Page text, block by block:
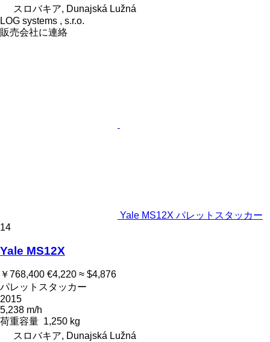
スロバキア, Dunajská Lužná
LOG systems , s.r.o.
販売会社に連絡
Yale MS12X パレットスタッカー
14
Yale MS12X
￥768,400 €4,220 ≈ $4,876
パレットスタッカー
2015
5,238 m/h
荷重容量 1,250 kg
スロバキア, Dunajská Lužná